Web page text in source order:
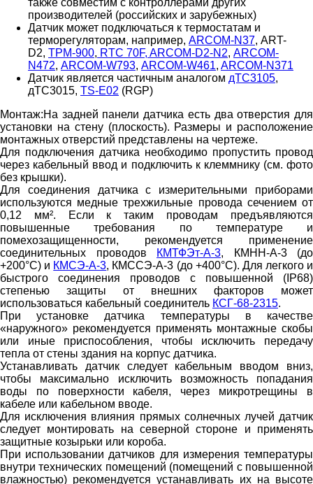
производителей (российских и зарубежных)
Датчик может подключаться к термостатам и
терморегуляторам, например, ARCOM-N37, ART-
D2, ТРМ-900, RTC 70F, ARCOM-D2-N2, ARCOM-
N472, ARCOM-W793, ARCOM-W461, ARCOM-N371
Датчик является частичным аналогом дТС3105,
дТС3015, TS-E02 (RGP)
Монтаж:На задней панели датчика есть два отверстия для
установки на стену (плоскость). Размеры и расположение
монтажных отверстий представлены на чертеже.
Для подключения датчика необходимо пропустить провод
через кабельный ввод и подключить к клеммнику (см. фото
без крышки).
Для соединения датчика с измерительными приборами
используются медные трехжильные провода сечением от
0,12 мм². Если к таким проводам предъявляются
повышенные требования по температуре и
помехозащищенности, рекомендуется применение
соединительных проводов
КМТФЭт-А-3, КМНН-А-3 (до
+200°С) и КМСЭ-А-3, КМССЭ-А-3 (до +400°С). Для легкого и
быстрого соединения проводов с повышенной (IP68)
степенью защиты от внешних факторов может
использоваться кабельный соединитель КСГ-68-2315.
При установке датчика температуры в качестве
«наружного» рекомендуется применять монтажные скобы
или иные приспособления, чтобы исключить передачу
тепла от стены здания на корпус датчика.
Устанавливать датчик следует кабельным вводом вниз,
чтобы максимально исключить возможность попадания
воды по поверхности кабеля, через микротрещины в
кабеле или кабельном вводе.
Для исключения влияния прямых солнечных лучей датчик
следует монтировать на северной стороне и применять
защитные козырьки или короба.
При использовании датчиков для измерения температуры
внутри технических помещений (помещений с повышенной
влажностью) рекомендуется устанавливать их на высоте